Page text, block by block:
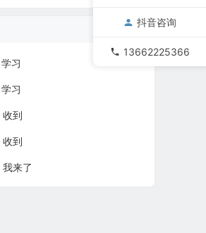
学习
学习
收到
收到
我来了
抖音咨询
13662225366